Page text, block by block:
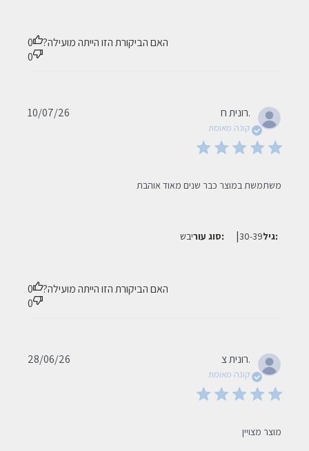
האם הביקורת הזו הייתה מועילה?
0
0
רונית ח.
קונה מאומת
משתמשת במוצר כבר שנים מאוד אוהבת
read more about review content
גיל: 30-39
| סוג עור: יבש
Published
10/07/26
האם הביקורת הזו הייתה מועילה?
0
0
רונית צ.
קונה מאומת
מוצר מצויין
read more about review content
Published
28/06/26